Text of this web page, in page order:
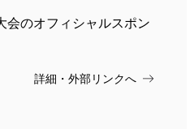
会のオフィシャルスポン
詳細・外部リンクへ